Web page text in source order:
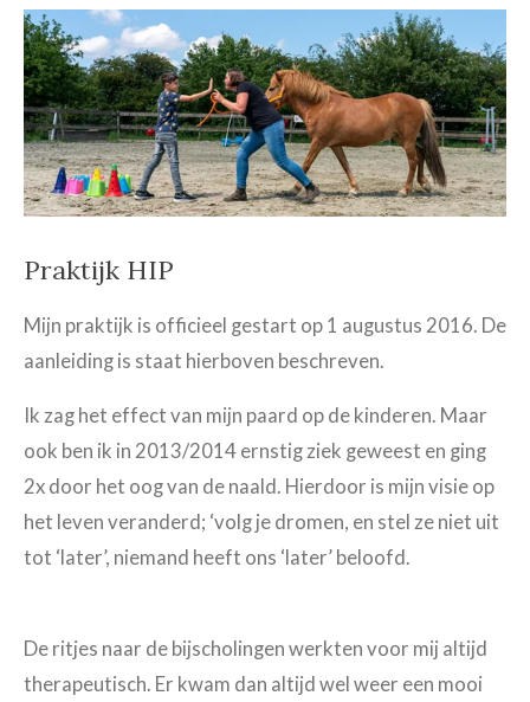
Praktijk HIP
Mijn praktijk is officieel gestart op 1 augustus 2016. De
aanleiding is staat hierboven beschreven.
Ik zag het effect van mijn paard op de kinderen. Maar
ook ben ik in 2013/2014 ernstig ziek geweest en ging
2x door het oog van de naald. Hierdoor is mijn visie op
het leven veranderd; ‘volg je dromen, en stel ze niet uit
tot ‘later’, niemand heeft ons ‘later’ beloofd.
De ritjes naar de bijscholingen werkten voor mij altijd
therapeutisch. Er kwam dan altijd wel weer een mooi